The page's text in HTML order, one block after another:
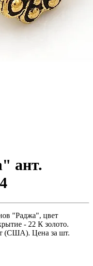
ант.
"Раджа", цвет
- 22 К золото.
(США). Цена за шт.